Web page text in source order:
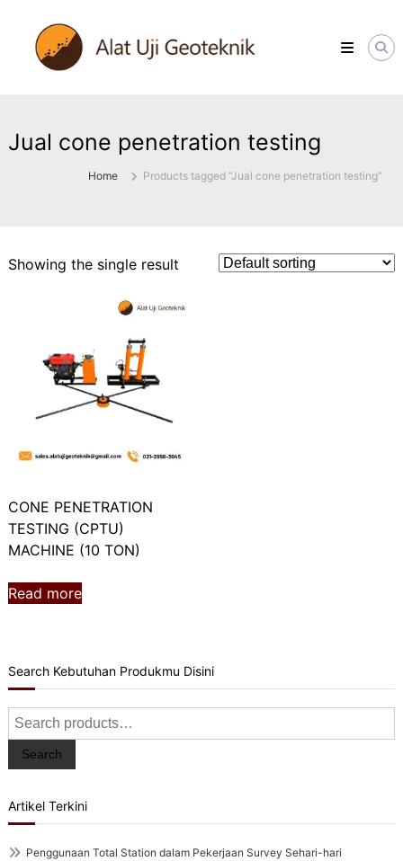
content
ALATUJIGEOTEKNIK.COM
DISTRIBUTOR
INSTRUMENT
Jual cone penetration testing
Home Products tagged “Jual cone penetration testing”
Showing the single result
CONE PENETRATION
TESTING (CPTU)
MACHINE (10 TON)
Read more
Search Kebutuhan Produkmu Disini
Search
for:
Search
Artikel Terkini
Penggunaan Total Station dalam Pekerjaan Survey Sehari-hari